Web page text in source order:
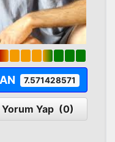
7.571428571
Yorum Yap (0)